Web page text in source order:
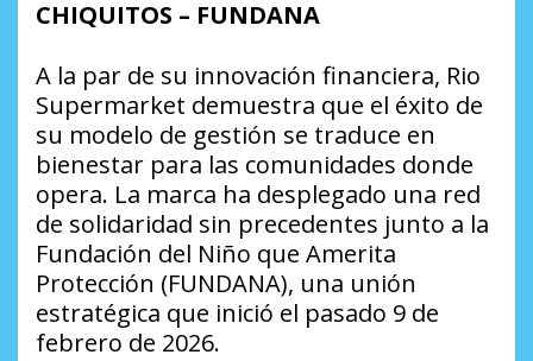
CHIQUITOS – FUNDANA
A la par de su innovación financiera, Rio
Supermarket demuestra que el éxito de
su modelo de gestión se traduce en
bienestar para las comunidades donde
opera. La marca ha desplegado una red
de solidaridad sin precedentes junto a la
Fundación del Niño que Amerita
Protección (FUNDANA), una unión
estratégica que inició el pasado 9 de
febrero de 2026.